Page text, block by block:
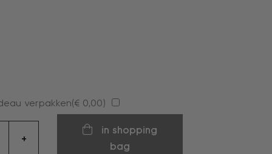
verpakken(€ 0,00)
+
in shopping
bag